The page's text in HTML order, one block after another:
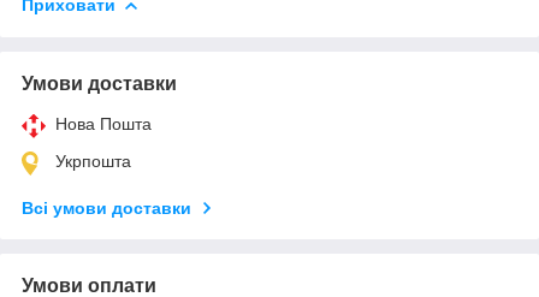
Приховати
Умови доставки
Нова Пошта
Укрпошта
Всі умови доставки
Умови оплати